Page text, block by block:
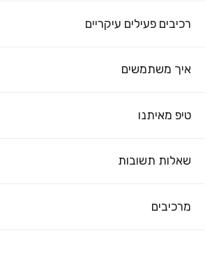
רכיבים פעילים עיקריים
איך משתמשים
טיפ מאיתנו
שאלות תשובות
מרכיבים